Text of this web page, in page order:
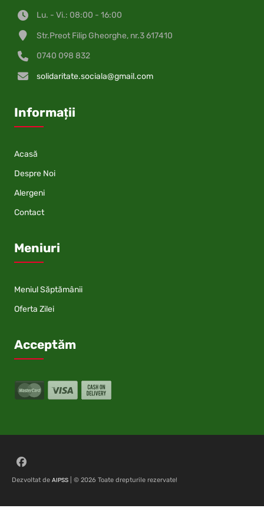
Lu. - Vi.: 08:00 - 16:00
Str.Preot Filip Gheorghe, nr.3 617410
0740 098 832
solidaritate.sociala@gmail.com
Informații
Acasă
Despre Noi
Alergeni
Contact
Meniuri
Meniul Săptămânii
Oferta Zilei
Acceptăm
Follow on Facebook
Dezvoltat de AIPSS | © 2026 Toate drepturile rezervate!